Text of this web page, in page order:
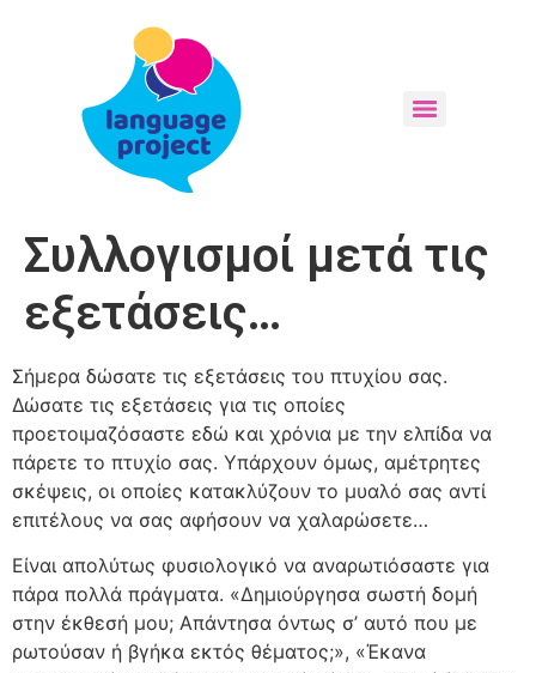
Συλλογισμοί μετά τις
εξετάσεις…
Σήμερα δώσατε τις εξετάσεις του πτυχίου σας.
Δώσατε τις εξετάσεις για τις οποίες
προετοιμαζόσαστε εδώ και χρόνια με την ελπίδα να
πάρετε το πτυχίο σας. Υπάρχουν όμως, αμέτρητες
σκέψεις, οι οποίες κατακλύζουν το μυαλό σας αντί
επιτέλους να σας αφήσουν να χαλαρώσετε…
Είναι απολύτως φυσιολογικό να αναρωτιόσαστε για
πάρα πολλά πράγματα. «Δημιούργησα σωστή δομή
στην έκθεσή μου; Απάντησα όντως σ’ αυτό που με
ρωτούσαν ή βγήκα εκτός θέματος;», «Έκανα